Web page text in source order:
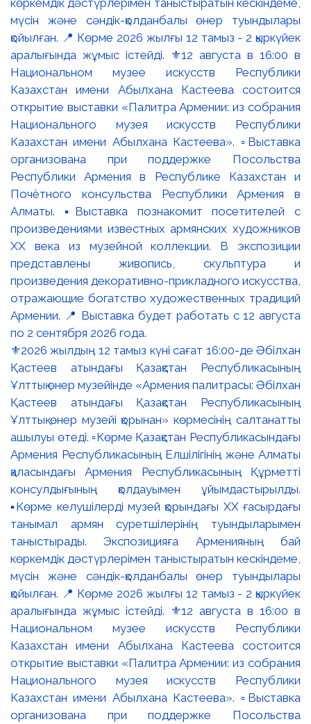
⚜️2026 жылдың 12 тамыз күні сағат 16:00-де Әбілхан
Қастеев атындағы Қазақстан Республикасының
Ұлттық өнер музейінде «Армения палитрасы: Әбілхан
Қастеев атындағы Қазақстан Республикасының
Ұлттық өнер музейі қорынан» көрмесінің салтанатты
ашылуы өтеді. ▫️Көрме Қазақстан Республикасындағы
Армения Республикасының Елшілігінің және Алматы
қаласындағы Армения Республикасының Құрметті
консулдығының қолдауымен ұйымдастырылды.
▪️Көрме келушілерді музей қорындағы ХХ ғасырдағы
танымал армян суретшілерінің туындыларымен
таныстырады. Экспозицияға Арменияның бай
көркемдік дәстүрлерімен таныстыратын кескіндеме,
мүсін және сәндік-қолданбалы өнер туындылары
қойылған. 📍 Көрме 2026 жылғы 12 тамыз - 2 қыркүйек
аралығында жұмыс істейді. ⚜️12 августа в 16:00 в
Национальном музее искусств Республики
Казахстан имени Абылхана Кастеева состоится
открытие выставки «Палитра Армении: из собрания
Национального музея искусств Республики
Казахстан имени Абылхана Кастеева». ▫️Выставка
организована при поддержке Посольства